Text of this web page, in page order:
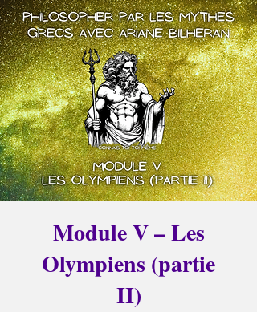
Module V – Les
Olympiens (partie
II)